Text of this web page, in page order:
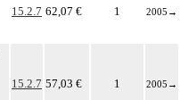
15.2.7 62,07 € 1 2005 →
15.2.7 57,03 € 1 2005 →